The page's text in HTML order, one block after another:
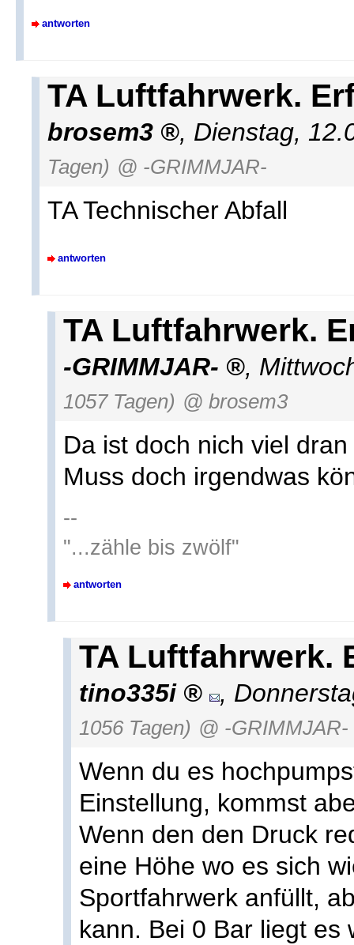
antworten
TA Luftfahrwerk.
brosem3 , Dienstag,
Tagen) @ -GRIMMJAR-
TA Technischer Abfall
antworten
TA Luftfahrwerk.
-GRIMMJAR- ,
1057 Tagen) @ brosem3
Da ist doch nich viel
Muss doch irgendwas
--
"...zähle bis zwölf"
antworten
TA Luftfahrwerk.
tino335i ,
1056 Tagen) @ -GRIMMJAR-
Wenn du es
Einstellung, kommst
Wenn den den Druck
eine Höhe wo es sich
Sportfahrwerk anfüllt,
kann. Bei 0 Bar liegt es